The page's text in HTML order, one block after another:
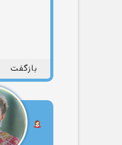
بازگفت